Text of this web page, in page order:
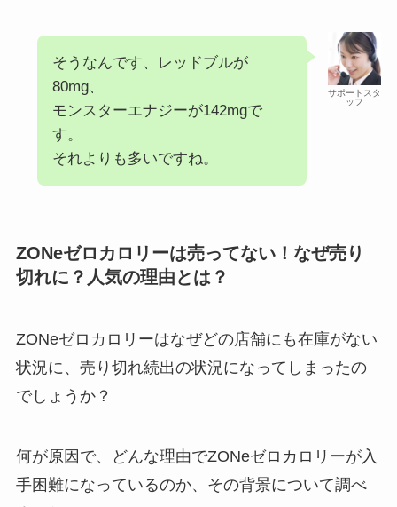
サポートスタ
ッフ
そうなんです、レッドブルが
80mg、
モンスターエナジーが142mgで
す。
それよりも多いですね。
ZONeゼロカロリーは売ってない！なぜ売り
切れに？人気の理由とは？
ZONeゼロカロリーはなぜどの店舗にも在庫がない
状況に、売り切れ続出の状況になってしまったの
でしょうか？
何が原因で、どんな理由でZONeゼロカロリーが入
手困難になっているのか、その背景について調べ